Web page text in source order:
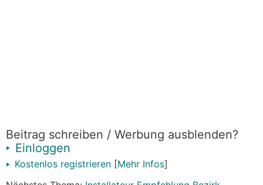
Beitrag schreiben / Werbung ausblenden?
Einloggen
Kostenlos registrieren [Mehr Infos]